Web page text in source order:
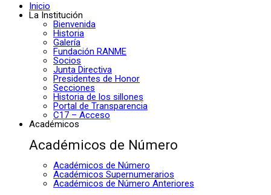
Inicio
La Institución
Bienvenida
Historia
Galería
Fundación RANME
Socios
Junta Directiva
Presidentes de Honor
Secciones
Historia de los sillones
Portal de Transparencia
C17 – Acceso
Académicos
Académicos de Número
Académicos de Número
Académicos Supernumerarios
Académicos de Número Anteriores